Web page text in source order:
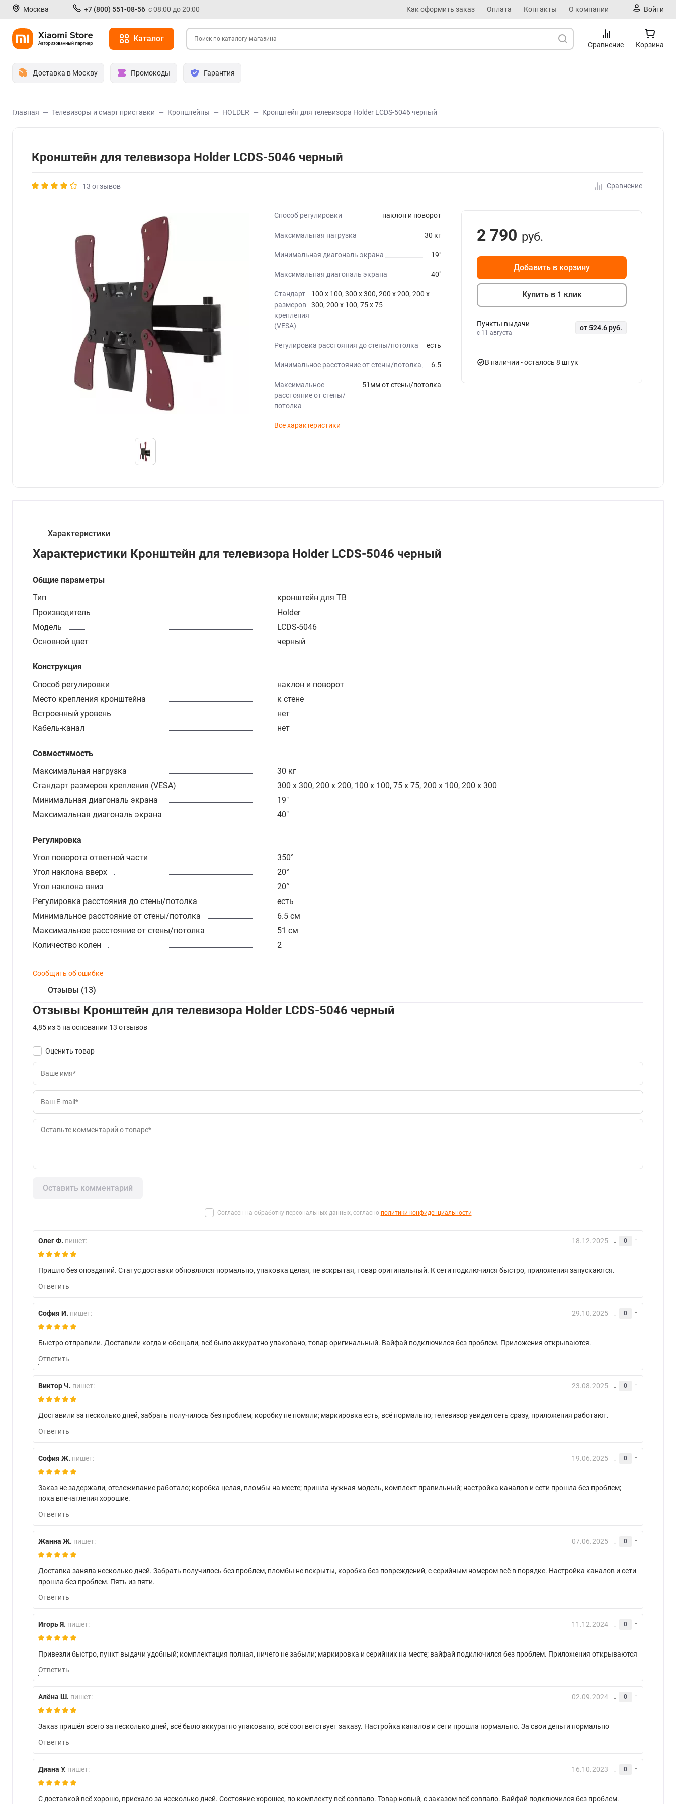
Москва +7 (800) 551-08-56 с 08:00 до 20:00 Как оформить заказ Оплата Контакты О компании Войти
Каталог
Сравнение Корзина
Доставка в Москву Промокоды Гарантия
Главная Телевизоры и смарт приставки Кронштейны HOLDER Кронштейн для телевизора Holder LCDS-5046 черный
Кронштейн для телевизора Holder LCDS-5046 черный
13 отзывов Сравнение
Способ регулировки наклон и поворот
Максимальная нагрузка 30 кг
Минимальная диагональ экрана 19"
Максимальная диагональ экрана 40"
Стандарт
размеров
крепления
(VESA)
100 x 100, 300 x 300, 200 x 200, 200 x
300, 200 x 100, 75 x 75
Регулировка расстояния до стены/потолка есть
Минимальное расстояние от стены/потолка 6.5
Максимальное
расстояние от стены/
потолка
51мм от стены/потолка
Все характеристики
2 790 руб.
Добавить в корзину
Купить в 1 клик
Пункты выдачи
c 11 августа
от 524.6 руб.
В наличии - осталось 8 штук
Характеристики
Характеристики Кронштейн для телевизора Holder LCDS-5046 черный
Общие параметры
Тип
кронштейн для ТВ
Производитель
Holder
Модель
LCDS-5046
Основной цвет
черный
Конструкция
Способ регулировки
наклон и поворот
Место крепления кронштейна
к стене
Встроенный уровень
нет
Кабель-канал
нет
Совместимость
Максимальная нагрузка
30 кг
Стандарт размеров крепления (VESA)
300 x 300, 200 x 200, 100 x 100, 75 x 75, 200 x 100, 200 х 300
Минимальная диагональ экрана
19"
Максимальная диагональ экрана
40"
Регулировка
Угол поворота ответной части
350°
Угол наклона вверх
20°
Угол наклона вниз
20°
Регулировка расстояния до стены/потолка
есть
Минимальное расстояние от стены/потолка
6.5 см
Максимальное расстояние от стены/потолка
51 см
Количество колен
2
Сообщить об ошибке
Отзывы (13)
Отзывы Кронштейн для телевизора Holder LCDS-5046 черный
4,85 из 5 на основании 13 отзывов
Оценить товар
Оставить комментарий
Согласен на обработку персональных данных, согласно политики конфиденциальности
Олег Ф. пишет: 18.12.2025 0
Пришло без опозданий. Статус доставки обновлялся нормально, упаковка целая, не вскрытая, товар оригинальный. К сети подключился быстро, приложения запускаются.
Ответить
София И. пишет: 29.10.2025 0
Быстро отправили. Доставили когда и обещали, всё было аккуратно упаковано, товар оригинальный. Вайфай подключился без проблем. Приложения открываются.
Ответить
Виктор Ч. пишет: 23.08.2025 0
Доставили за несколько дней, забрать получилось без проблем; коробку не помяли; маркировка есть, всё нормально; телевизор увидел сеть сразу, приложения работают.
Ответить
София Ж. пишет: 19.06.2025 0
Заказ не задержали, отслеживание работало; коробка целая, пломбы на месте; пришла нужная модель, комплект правильный; настройка каналов и сети прошла без проблем;
пока впечатления хорошие.
Ответить
Жанна Ж. пишет: 07.06.2025 0
Доставка заняла несколько дней. Забрать получилось без проблем, пломбы не вскрыты, коробка без повреждений, с серийным номером всё в порядке. Настройка каналов и сети
прошла без проблем. Пять из пяти.
Ответить
Игорь Я. пишет: 11.12.2024 0
Привезли быстро, пункт выдачи удобный; комплектация полная, ничего не забыли; маркировка и серийник на месте; вайфай подключился без проблем. Приложения открываются
Ответить
Алёна Ш. пишет: 02.09.2024 0
Заказ пришёл всего за несколько дней, всё было аккуратно упаковано, всё соответствует заказу. Настройка каналов и сети прошла нормально. За свои деньги нормально
Ответить
Диана У. пишет: 16.10.2023 0
С доставкой всё хорошо, приехало за несколько дней. Состояние хорошее, по комплекту всё совпало. Товар новый, с заказом всё совпало. Вайфай подключился без проблем.